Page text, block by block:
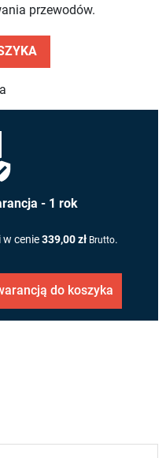
przewodów.
- 1 rok
cenie339,00 zł Brutto.
do koszyka